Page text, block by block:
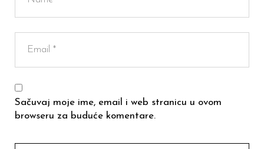
Sačuvaj moje ime, email i web stranicu u ovom
browseru za buduće komentare.